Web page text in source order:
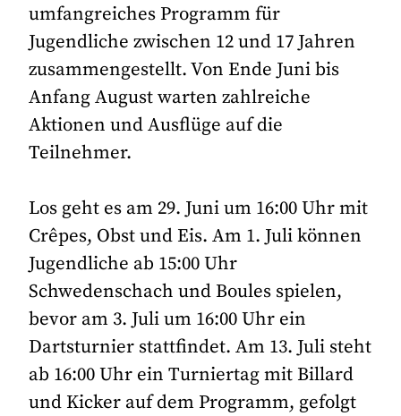
umfangreiches Programm für
Jugendliche zwischen 12 und 17 Jahren
zusammengestellt. Von Ende Juni bis
Anfang August warten zahlreiche
Aktionen und Ausflüge auf die
Teilnehmer.
Los geht es am 29. Juni um 16:00 Uhr mit
Crêpes, Obst und Eis. Am 1. Juli können
Jugendliche ab 15:00 Uhr
Schwedenschach und Boules spielen,
bevor am 3. Juli um 16:00 Uhr ein
Dartsturnier stattfindet. Am 13. Juli steht
ab 16:00 Uhr ein Turniertag mit Billard
und Kicker auf dem Programm, gefolgt